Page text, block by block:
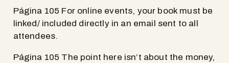
Página 105 For online events, your book must be
linked/ included directly in an email sent to all
attendees.
Página 105 The point here isn’t about the money,